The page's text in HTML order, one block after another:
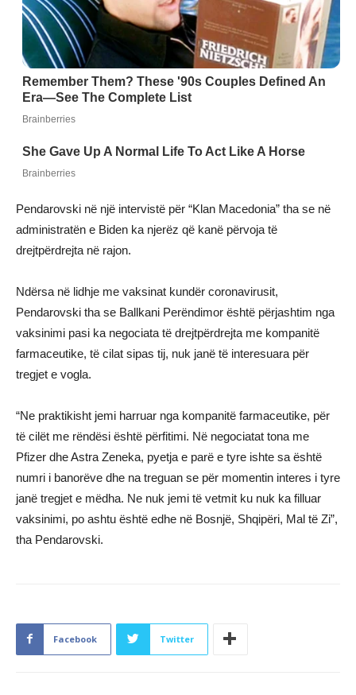
Pendarovski në një intervistë për “Klan Macedonia” tha se në
administratën e Biden ka njerëz që kanë përvoja të
drejtpërdrejta në rajon.
Ndërsa në lidhje me vaksinat kundër coronavirusit,
Pendarovski tha se Ballkani Perëndimor është përjashtim nga
vaksinimi pasi ka negociata të drejtpërdrejta me kompanitë
farmaceutike, të cilat sipas tij, nuk janë të interesuara për
tregjet e vogla.
“Ne praktikisht jemi harruar nga kompanitë farmaceutike, për
të cilët me rëndësi është përfitimi. Në negociatat tona me
Pfizer dhe Astra Zeneka, pyetja e parë e tyre ishte sa është
numri i banorëve dhe na treguan se për momentin interes i tyre
janë tregjet e mëdha. Ne nuk jemi të vetmit ku nuk ka filluar
vaksinimi, po ashtu është edhe në Bosnjë, Shqipëri, Mal të Zi”,
tha Pendarovski.
Facebook Twitter